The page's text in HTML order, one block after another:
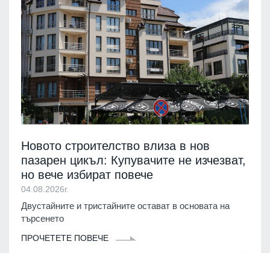
Новото строителство влиза в нов
пазарен цикъл: Купувачите не изчезват,
но вече избират повече
04.08.2026г.
Двустайните и тристайните остават в основата на
търсенето
ПРОЧЕТЕТЕ ПОВЕЧЕ